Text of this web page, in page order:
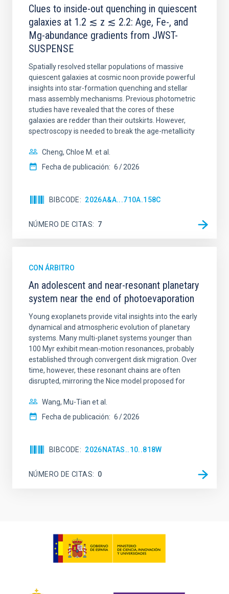
Clues to inside-out quenching in quiescent
galaxies at 1.2 ≲ z ≲ 2.2: Age, Fe-, and
Mg-abundance gradients from JWST-
SUSPENSE
Spatially resolved stellar populations of massive
quiescent galaxies at cosmic noon provide powerful
insights into star-formation quenching and stellar
mass assembly mechanisms. Previous photometric
studies have revealed that the cores of these
galaxies are redder than their outskirts. However,
spectroscopy is needed to break the age-metallicity
Cheng, Chloe M. et al.
Fecha de publicación: 6 2026
BIBCODE 2026A&A...710A.158C
NÚMERO DE CITAS 7
CON ÁRBITRO
An adolescent and near-resonant planetary
system near the end of photoevaporation
Young exoplanets provide vital insights into the early
dynamical and atmospheric evolution of planetary
systems. Many multi-planet systems younger than
100 Myr exhibit mean-motion resonances, probably
established through convergent disk migration. Over
time, however, these resonant chains are often
disrupted, mirroring the Nice model proposed for
Wang, Mu-Tian et al.
Fecha de publicación: 6 2026
BIBCODE 2026NATAS..10..818W
NÚMERO DE CITAS 0